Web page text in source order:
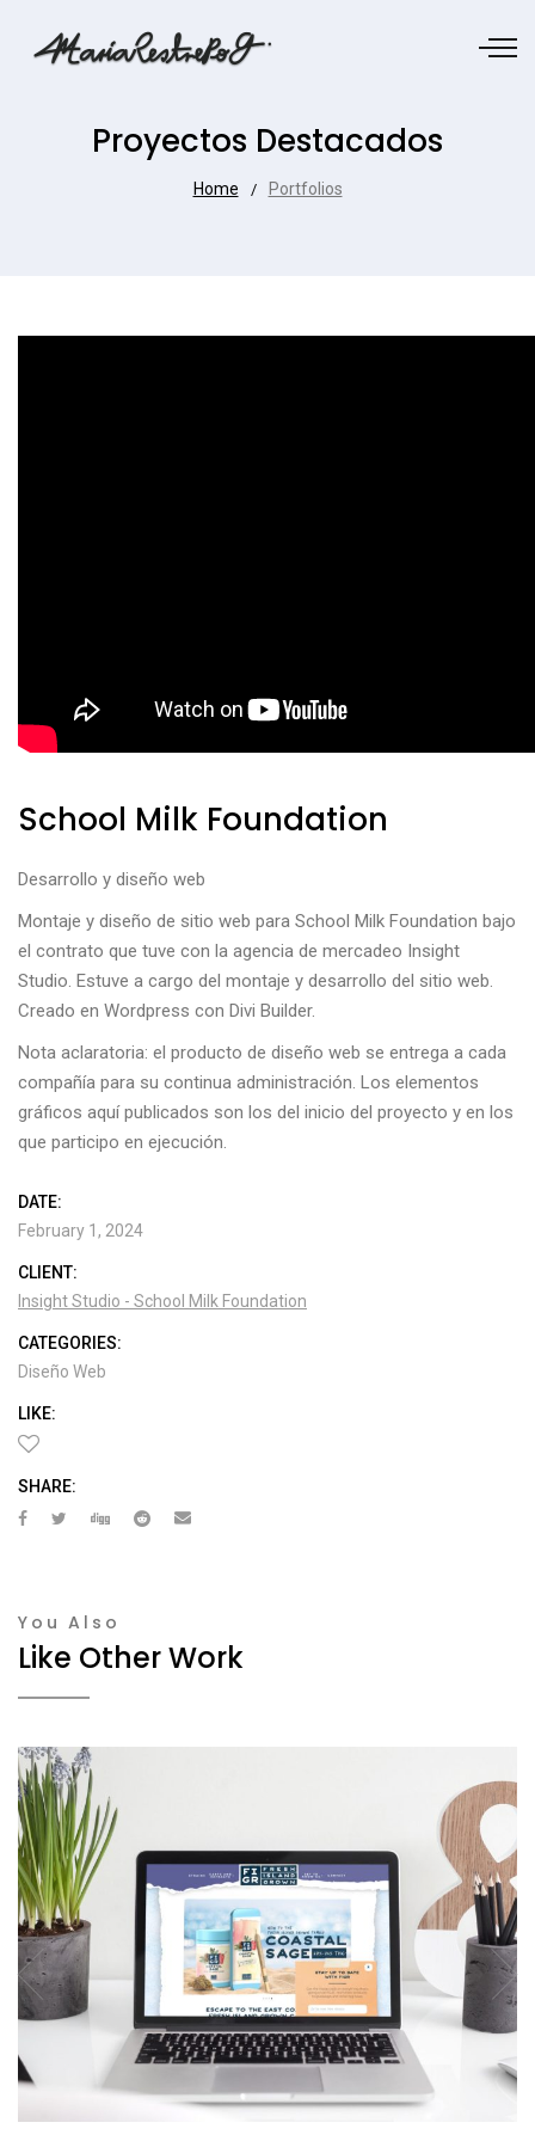
Proyectos Destacados
Home / Portfolios
School Milk Foundation
Desarrollo y diseño web
Montaje y diseño de sitio web para School Milk Foundation bajo
el contrato que tuve con la agencia de mercadeo Insight
Studio. Estuve a cargo del montaje y desarrollo del sitio web.
Creado en Wordpress con Divi Builder.
Nota aclaratoria: el producto de diseño web se entrega a cada
compañía para su continua administración. Los elementos
gráficos aquí publicados son los del inicio del proyecto y en los
que participo en ejecución.
DATE:
February 1, 2024
CLIENT:
Insight Studio - School Milk Foundation
CATEGORIES:
Diseño Web
LIKE:
SHARE:
You Also
Like Other Work